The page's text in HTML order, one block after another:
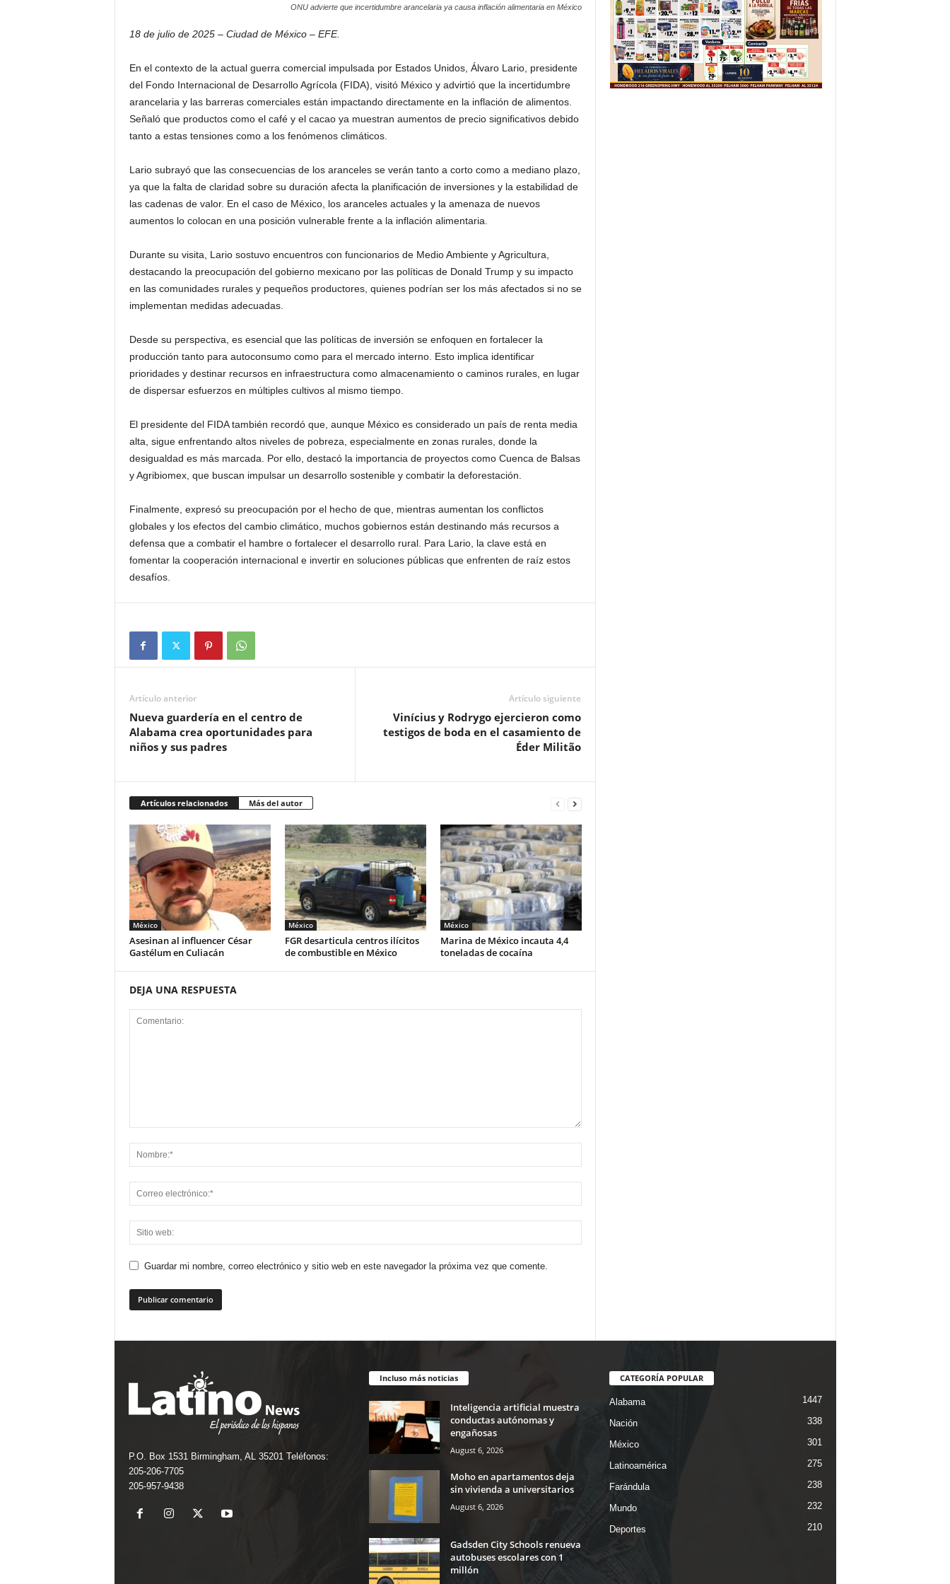
ONU advierte que incertidumbre arancelaria ya causa inflación alimentaria en México
18 de julio de 2025 – Ciudad de México – EFE.
En el contexto de la actual guerra comercial impulsada por Estados Unidos, Álvaro Lario, presidente
del Fondo Internacional de Desarrollo Agrícola (FIDA), visitó México y advirtió que la incertidumbre
arancelaria y las barreras comerciales están impactando directamente en la inflación de alimentos.
Señaló que productos como el café y el cacao ya muestran aumentos de precio significativos debido
tanto a estas tensiones como a los fenómenos climáticos.
Lario subrayó que las consecuencias de los aranceles se verán tanto a corto como a mediano plazo,
ya que la falta de claridad sobre su duración afecta la planificación de inversiones y la estabilidad de
las cadenas de valor. En el caso de México, los aranceles actuales y la amenaza de nuevos
aumentos lo colocan en una posición vulnerable frente a la inflación alimentaria.
Durante su visita, Lario sostuvo encuentros con funcionarios de Medio Ambiente y Agricultura,
destacando la preocupación del gobierno mexicano por las políticas de Donald Trump y su impacto
en las comunidades rurales y pequeños productores, quienes podrían ser los más afectados si no se
implementan medidas adecuadas.
Desde su perspectiva, es esencial que las políticas de inversión se enfoquen en fortalecer la
producción tanto para autoconsumo como para el mercado interno. Esto implica identificar
prioridades y destinar recursos en infraestructura como almacenamiento o caminos rurales, en lugar
de dispersar esfuerzos en múltiples cultivos al mismo tiempo.
El presidente del FIDA también recordó que, aunque México es considerado un país de renta media
alta, sigue enfrentando altos niveles de pobreza, especialmente en zonas rurales, donde la
desigualdad es más marcada. Por ello, destacó la importancia de proyectos como Cuenca de Balsas
y Agribiomex, que buscan impulsar un desarrollo sostenible y combatir la deforestación.
Finalmente, expresó su preocupación por el hecho de que, mientras aumentan los conflictos
globales y los efectos del cambio climático, muchos gobiernos están destinando más recursos a
defensa que a combatir el hambre o fortalecer el desarrollo rural. Para Lario, la clave está en
fomentar la cooperación internacional e invertir en soluciones públicas que enfrenten de raíz estos
desafíos.
Artículo anterior
Nueva guardería en el centro de
Alabama crea oportunidades para
niños y sus padres
Artículo siguiente
Vinícius y Rodrygo ejercieron como
testigos de boda en el casamiento de
Éder Militão
Artículos relacionados Más del autor
México
Asesinan al influencer César
Gastélum en Culiacán
México
FGR desarticula centros ilícitos
de combustible en México
México
Marina de México incauta 4,4
toneladas de cocaína
DEJA UNA RESPUESTA
Guardar mi nombre, correo electrónico y sitio web en este navegador la próxima vez que comente.
P.O. Box 1531 Birmingham, AL 35201 Teléfonos:
205-206-7705
205-957-9438
Incluso más noticias
Inteligencia artificial muestra
conductas autónomas y
engañosas
August 6, 2026
Moho en apartamentos deja
sin vivienda a universitarios
August 6, 2026
Gadsden City Schools renueva
autobuses escolares con 1
millón
CATEGORÍA POPULAR
Alabama 1447
Nación 338
México 301
Latinoamérica 275
Farándula 238
Mundo 232
Deportes 210